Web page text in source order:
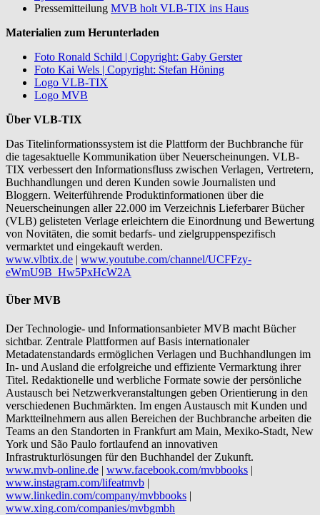
Pressemitteilung MVB holt VLB-TIX ins Haus
Materialien zum Herunterladen
Foto Ronald Schild | Copyright: Gaby Gerster
Foto Kai Wels | Copyright: Stefan Höning
Logo VLB-TIX
Logo MVB
Über VLB-TIX
Das Titelinformationssystem ist die Plattform der Buchbranche für
die tagesaktuelle Kommunikation über Neuerscheinungen. VLB-
TIX verbessert den Informationsfluss zwischen Verlagen, Vertretern,
Buchhandlungen und deren Kunden sowie Journalisten und
Bloggern. Weiterführende Produktinformationen über die
Neuerscheinungen aller 22.000 im Verzeichnis Lieferbarer Bücher
(VLB) gelisteten Verlage erleichtern die Einordnung und Bewertung
von Novitäten, die somit bedarfs- und zielgruppenspezifisch
vermarktet und eingekauft werden.
www.vlbtix.de | www.youtube.com/channel/UCFFzy-
eWmU9B_Hw5PxHcW2A
Über MVB
Der Technologie- und Informationsanbieter MVB macht Bücher
sichtbar. Zentrale Plattformen auf Basis internationaler
Metadatenstandards ermöglichen Verlagen und Buchhandlungen im
In- und Ausland die erfolgreiche und effiziente Vermarktung ihrer
Titel. Redaktionelle und werbliche Formate sowie der persönliche
Austausch bei Netzwerkveranstaltungen geben Orientierung in den
verschiedenen Buchmärkten. Im engen Austausch mit Kunden und
Marktteilnehmern aus allen Bereichen der Buchbranche arbeiten die
Teams an den Standorten in Frankfurt am Main, Mexiko-Stadt, New
York und São Paulo fortlaufend an innovativen
Infrastrukturlösungen für den Buchhandel der Zukunft.
www.mvb-online.de | www.facebook.com/mvbbooks |
www.instagram.com/lifeatmvb |
www.linkedin.com/company/mvbbooks |
www.xing.com/companies/mvbgmbh